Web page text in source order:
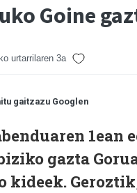
Goine
urtarrilaren 3a
gaitzazu Googlen
1ean
gazta
kideek.